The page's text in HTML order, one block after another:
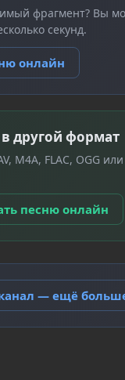
фрагмент? Вы
секунд.
онлайн
другой формат
M4A, FLAC, OGG
песню онлайн
— ещё